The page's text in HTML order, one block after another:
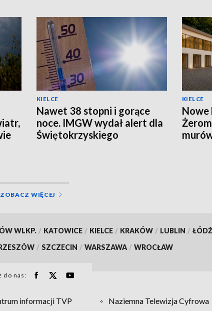
KIELCE
Nawet 38 stopni i gorące
noce. IMGW wydał alert dla
Świętokrzyskiego
KIELCE
Nowe
ZOBACZ WIĘCEJ
WLKP. / KATOWICE / KIELCE / KRAKÓW / LUBLIN / ŁÓDŹ
/ SZCZECIN / WARSZAWA / WROCŁAW
do nas:
informacji TVP Naziemna Telewizja Cyfrowa